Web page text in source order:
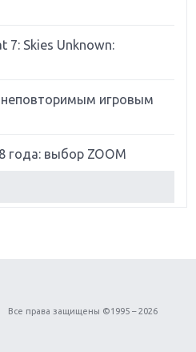
7: Skies Unknown:
игровым
года: выбор ZOOM
4: вершина эволюции
консолей: Spider-Man и
Все права защищены ©1995 – 2026